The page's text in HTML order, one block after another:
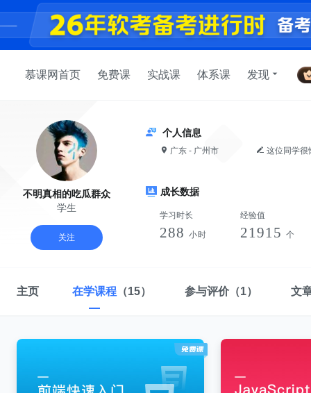
慕课网首页 免费课 实战课 体系课 发现
不明真相的吃瓜群众
学生
关注
个人信息
广东 - 广州市 这位同学很
成长数据
学习时长
288 小时
经验值
21915 个
主页 在学课程 （15） 参与评价（1） 文